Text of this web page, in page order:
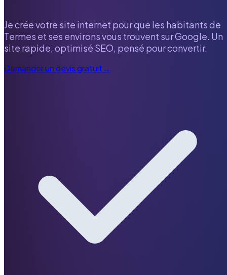
Je crée votre site internet pour que les habitants de
Termes et ses environs vous trouvent sur Google. Un
site rapide, optimisé SEO, pensé pour convertir.
Demander un devis gratuit→